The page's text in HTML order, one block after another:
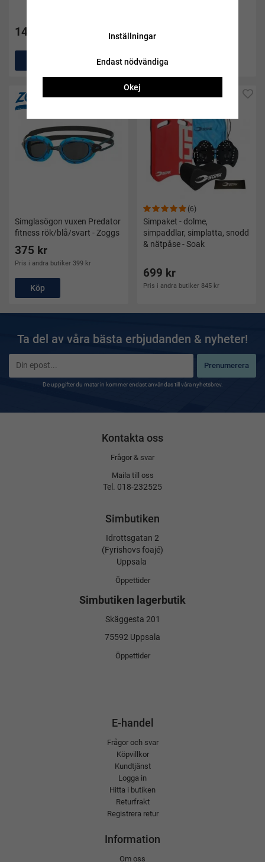
149 kr Pris i andra butiker 499 kr
Köp
Simglasögon vuxen Predator
fitness rök/blå/svart - Zoggs
375 kr
Pris i andra butiker 399 kr
Köp
(6)
Simpaket - dolme,
simpaddlar, simplatta, snodd
& nätpåse - Soak
Bra köp
699 kr
Pris i andra butiker 845 kr
Ta del av våra bästa erbjudanden & nyheter!
Prenumerera
De uppgifter du matar in kommer endast användas till våra nyhetsbrev.
Kontakta oss
Frågor & svar
Maila till oss
Tel. 018-232525
Simbutiken
Idrottsgatan 2
(Fyrishovs foajé)
Uppsala
Öppettider
Simbutiken lagerbutik
Skäggesta 201
75592 Uppsala
Öppettider
E-handel
Frågor och svar
Köpvillkor
Kundtjänst
Logga in
Hitta i butiken
Returfrakt
Registrera retur
Information
Om oss
Inställningar
Endast nödvändiga
Okej